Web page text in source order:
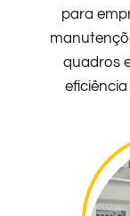
para
quadros